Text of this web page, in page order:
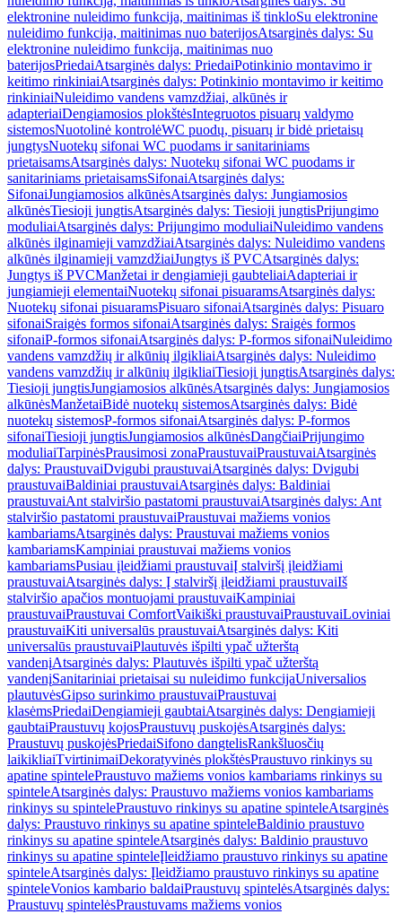
elektronine nuleidimo funkcija, maitinimas iš tinkloSu elektronine
nuleidimo funkcija, maitinimas nuo baterijosAtsarginės dalys: Su
elektronine nuleidimo funkcija, maitinimas nuo
baterijosPriedaiAtsarginės dalys: PriedaiPotinkinio montavimo ir
keitimo rinkiniaiAtsarginės dalys: Potinkinio montavimo ir keitimo
rinkiniaiNuleidimo vandens vamzdžiai, alkūnės ir
adapteriaiDengiamosios plokštėsIntegruotos pisuarų valdymo
sistemosNuotolinė kontrolėWC puodų, pisuarų ir bidė prietaisų
jungtysNuotekų sifonai WC puodams ir sanitariniams
prietaisamsAtsarginės dalys: Nuotekų sifonai WC puodams ir
sanitariniams prietaisamsSifonaiAtsarginės dalys:
SifonaiJungiamosios alkūnėsAtsarginės dalys: Jungiamosios
alkūnėsTiesioji jungtisAtsarginės dalys: Tiesioji jungtisPrijungimo
moduliaiAtsarginės dalys: Prijungimo moduliaiNuleidimo vandens
alkūnės ilginamieji vamzdžiaiAtsarginės dalys: Nuleidimo vandens
alkūnės ilginamieji vamzdžiaiJungtys iš PVCAtsarginės dalys:
Jungtys iš PVCManžetai ir dengiamieji gaubteliaiAdapteriai ir
jungiamieji elementaiNuotekų sifonai pisuaramsAtsarginės dalys:
Nuotekų sifonai pisuaramsPisuaro sifonaiAtsarginės dalys: Pisuaro
sifonaiSraigės formos sifonaiAtsarginės dalys: Sraigės formos
sifonaiP-formos sifonaiAtsarginės dalys: P-formos sifonaiNuleidimo
vandens vamzdžių ir alkūnių ilgikliaiAtsarginės dalys: Nuleidimo
vandens vamzdžių ir alkūnių ilgikliaiTiesioji jungtisAtsarginės dalys:
Tiesioji jungtisJungiamosios alkūnėsAtsarginės dalys: Jungiamosios
alkūnėsManžetaiBidė nuotekų sistemosAtsarginės dalys: Bidė
nuotekų sistemosP-formos sifonaiAtsarginės dalys: P-formos
sifonaiTiesioji jungtisJungiamosios alkūnėsDangčiaiPrijungimo
moduliaiTarpinėsPrausimosi zonaPraustuvaiPraustuvaiAtsarginės
dalys: PraustuvaiDvigubi praustuvaiAtsarginės dalys: Dvigubi
praustuvaiBaldiniai praustuvaiAtsarginės dalys: Baldiniai
praustuvaiAnt stalviršio pastatomi praustuvaiAtsarginės dalys: Ant
stalviršio pastatomi praustuvaiPraustuvai mažiems vonios
kambariamsAtsarginės dalys: Praustuvai mažiems vonios
kambariamsKampiniai praustuvai mažiems vonios
kambariamsPusiau įleidžiami praustuvaiĮ stalviršį įleidžiami
praustuvaiAtsarginės dalys: Į stalviršį įleidžiami praustuvaiIš
stalviršio apačios montuojami praustuvaiKampiniai
praustuvaiPraustuvai ComfortVaikiški praustuvaiPraustuvaiLoviniai
praustuvaiKiti universalūs praustuvaiAtsarginės dalys: Kiti
universalūs praustuvaiPlautuvės išpilti ypač užterštą
vandenįAtsarginės dalys: Plautuvės išpilti ypač užterštą
vandenįSanitariniai prietaisai su nuleidimo funkcijaUniversalios
plautuvėsGipso surinkimo praustuvaiPraustuvai
klasėmsPriedaiDengiamieji gaubtaiAtsarginės dalys: Dengiamieji
gaubtaiPraustuvų kojosPraustuvų puskojėsAtsarginės dalys:
Praustuvų puskojėsPriedaiSifono dangtelisRankšluosčių
laikikliaiTvirtinimaiDekoratyvinės plokštėsPraustuvo rinkinys su
apatine spintelePraustuvo mažiems vonios kambariams rinkinys su
spinteleAtsarginės dalys: Praustuvo mažiems vonios kambariams
rinkinys su spintelePraustuvo rinkinys su apatine spinteleAtsarginės
dalys: Praustuvo rinkinys su apatine spinteleBaldinio praustuvo
rinkinys su apatine spinteleAtsarginės dalys: Baldinio praustuvo
rinkinys su apatine spinteleĮleidžiamo praustuvo rinkinys su apatine
spinteleAtsarginės dalys: Įleidžiamo praustuvo rinkinys su apatine
spinteleVonios kambario baldaiPraustuvų spintelėsAtsarginės dalys:
Praustuvų spintelėsPraustuvams mažiems vonios